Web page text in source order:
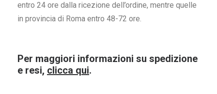
entro 24 ore dalla ricezione dell’ordine, mentre quelle
in provincia di Roma entro 48-72 ore.
Per maggiori informazioni su spedizione
e resi, clicca qui.